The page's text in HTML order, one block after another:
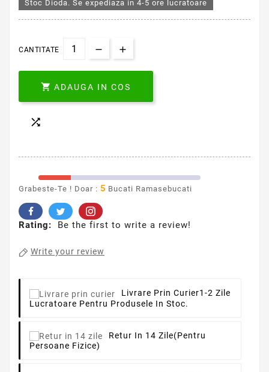
Stoc Dioda. Se expediaza in 4-5 ore lucratoare
CANTITATE
 ADAUGA IN COS

Grabeste-Te ! Doar : 5 Bucati Ramasebucati
Rating: Be the first to write a review!
Write your review
Livrare Prin Curier1-2 Zile
Lucratoare Pentru Produsele In Stoc.
Retur In 14 Zile(pentru
Persoane Fizice)